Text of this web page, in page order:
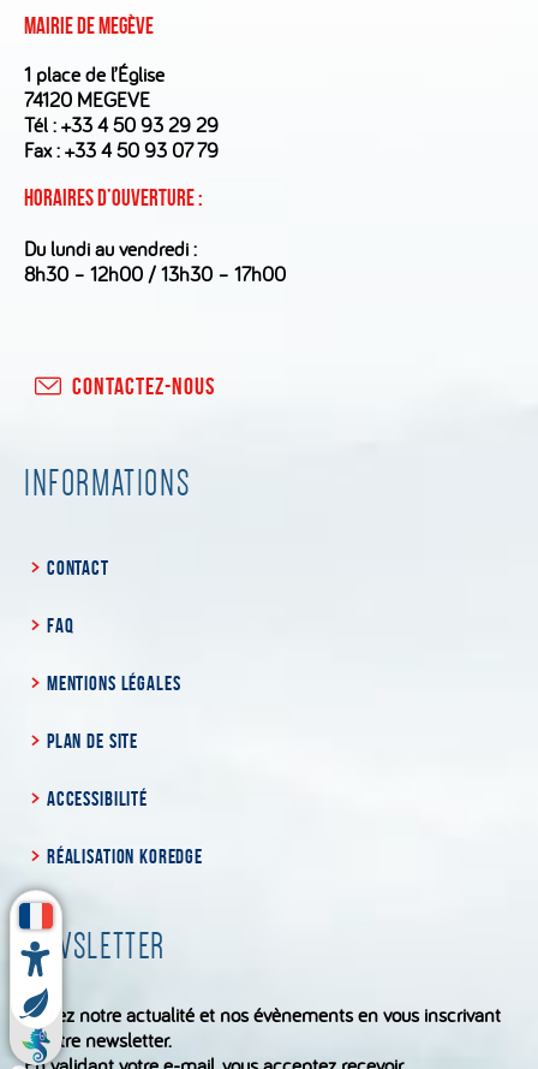
Mairie de Megève
1 place de l’Église
74120 MEGEVE
Tél :+33 4 50 93 29 29
Fax : +33 4 50 93 07 79
Horaires d’ouverture :
Du lundi au vendredi :
8h30 – 12h00 / 13h30 – 17h00
CONTACTEZ-NOUS
INFORMATIONS
CONTACT
FAQ
MENTIONS LÉGALES
PLAN DE SITE
ACCESSIBILITÉ
RÉALISATION KOREDGE
NEWSLETTER
Suivez notre actualité et nos évènements en vous inscrivant
à notre newsletter.